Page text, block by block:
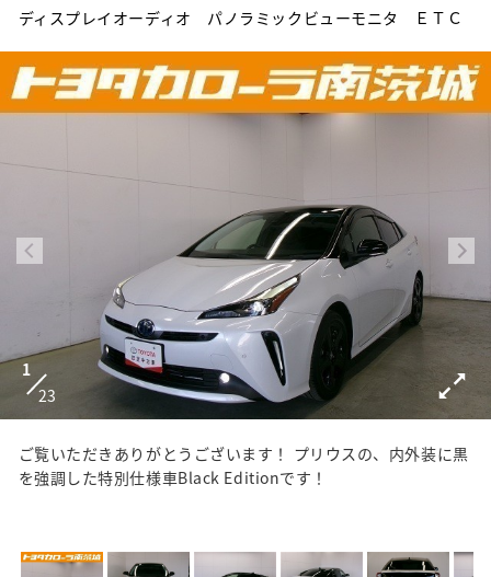
ディスプレイオーディオ パノラミックビューモニタ ＥＴＣ
1
23
ご覧いただきありがとうございます！ プリウスの、内外装に黒
を強調した特別仕様車Black Editionです！